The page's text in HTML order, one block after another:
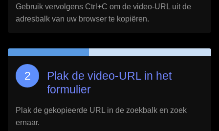
Gebruik vervolgens Ctrl+C om de video-URL uit de
adresbalk van uw browser te kopiëren.
Plak de video-URL in het
formulier
Plak de gekopieerde URL in de zoekbalk en zoek
ernaar.